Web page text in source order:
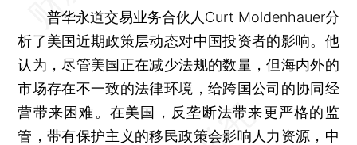
普华永道交易业务合伙人Curt Moldenhauer分
析了美国近期政策层动态对中国投资者的影响。他
认为，尽管美国正在减少法规的数量，但海内外的
市场存在不一致的法律环境，给跨国公司的协同经
营带来困难。在美国，反垄断法带来更严格的监
管，带有保护主义的移民政策会影响人力资源，中